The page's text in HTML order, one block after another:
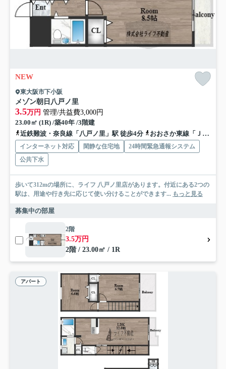
NEW
東大阪市下小阪
メゾン朝日八戸ノ里
3.5万円 管理/共益費3,000円
23.00㎡ (1R) /築40年 /3階建
近鉄難波・奈良線「八戸ノ里」駅 徒歩4分
おおさか東線「ＪＲ河内永和」駅 徒歩25分
インターネット対応 閑静な住宅地
24時間緊急通報システム
公共下水
歩いて312mの場所に、ライフ 八戸ノ里店があります。付近にある2つの
駅は、用途や行き先に応じて使い分けることができます... もっと見る
募集中の部屋
2階
3.5万円
2階 / 23.00㎡ / 1R
アパート